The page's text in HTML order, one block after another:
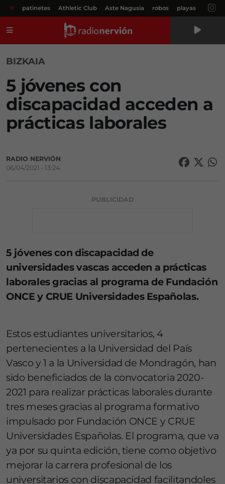
# patinetes Athletic Club Aste Nagusia robos playas
BIZKAIA
5 jóvenes con
discapacidad acceden a
prácticas laborales
RADIO NERVIÓN
06/04/2021 • 13:24
PUBLICIDAD
5 jóvenes con discapacidad de
universidades vascas acceden a prácticas
laborales gracias al programa de Fundación
ONCE y CRUE Universidades Españolas.
Estos estudiantes universitarios, 4
pertenecientes a la Universidad del País
Vasco y 1 a la Universidad de Mondragón, han
sido beneficiados de la convocatoria 2020-
2021 para realizar prácticas laborales durante
tres meses gracias al programa formativo
impulsado por Fundación ONCE y CRUE
Universidades Españolas. El programa, que va
ya por su quinta edición, tiene como objetivo
mejorar la carrera profesional de los
universitarios con discapacidad facilitandoles